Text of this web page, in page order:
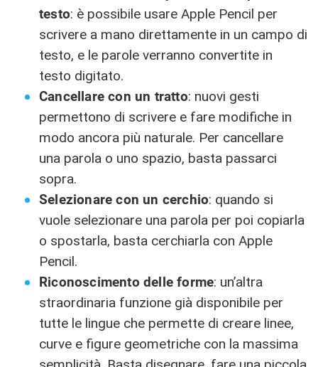
testo: è possibile usare Apple Pencil per
scrivere a mano direttamente in un campo di
testo, e le parole verranno convertite in
testo digitato.
Cancellare con un tratto: nuovi gesti
permettono di scrivere e fare modifiche in
modo ancora più naturale. Per cancellare
una parola o uno spazio, basta passarci
sopra.
Selezionare con un cerchio: quando si
vuole selezionare una parola per poi copiarla
o spostarla, basta cerchiarla con Apple
Pencil.
Riconoscimento delle forme: un’altra
straordinaria funzione già disponibile per
tutte le lingue che permette di creare linee,
curve e figure geometriche con la massima